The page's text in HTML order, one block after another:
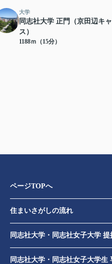
大学
同志社大学 正門（京田辺キ
ス）
1188ｍ（15分）
ページTOPへ
住まいさがしの流れ
同志社大学・同志社女子大学
同志社大学・同志社女子大学生